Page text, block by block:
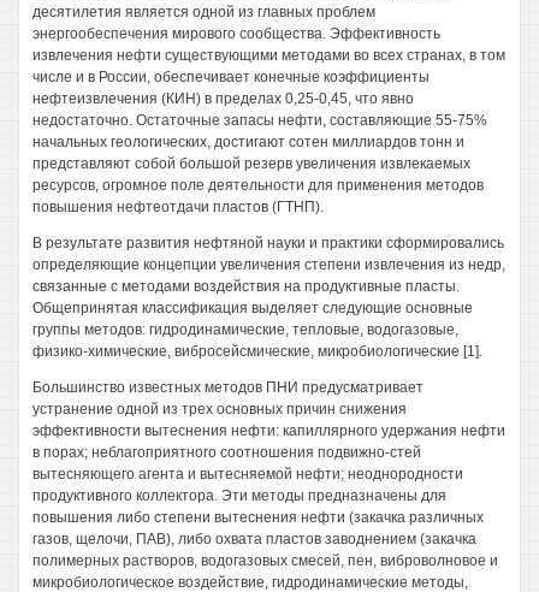
десятилетия является одной из главных проблем
энергообеспечения мирового сообщества. Эффективность
извлечения нефти существующими методами во всех странах, в том
числе и в России, обеспечивает конечные коэффициенты
нефтеизвлечения (КИН) в пределах 0,25-0,45, что явно
недостаточно. Остаточные запасы нефти, составляющие 55-75%
начальных геологических, достигают сотен миллиардов тонн и
представляют собой большой резерв увеличения извлекаемых
ресурсов, огромное поле деятельности для применения методов
повышения нефтеотдачи пластов (ГТНП).
В результате развития нефтяной науки и практики сформировались
определяющие концепции увеличения степени извлечения из недр,
связанные с методами воздействия на продуктивные пласты.
Общепринятая классификация выделяет следующие основные
группы методов: гидродинамические, тепловые, водогазовые,
физико-химические, вибросейсмические, микробиологические [1].
Большинство известных методов ПНИ предусматривает
устранение одной из трех основных причин снижения
эффективности вытеснения нефти: капиллярного удержания нефти
в порах; неблагоприятного соотношения подвижно-стей
вытесняющего агента и вытесняемой нефти; неоднородности
продуктивного коллектора. Эти методы предназначены для
повышения либо степени вытеснения нефти (закачка различных
газов, щелочи, ПАВ), либо охвата пластов заводнением (закачка
полимерных растворов, водогазовых смесей, пен, виброволновое и
микробиологическое воздействие, гидродинамические методы,